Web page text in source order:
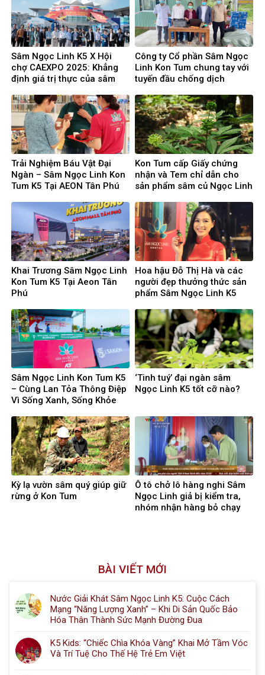
Sâm Ngọc Linh K5 X Hội
chợ CAEXPO 2025: Khẳng
định giá trị thực của sâm
quốc tế
Công ty Cổ phần Sâm Ngọc
Linh Kon Tum chung tay với
tuyến đầu chống dịch
Trải Nghiệm Báu Vật Đại
Ngàn – Sâm Ngọc Linh Kon
Tum K5 Tại AEON Tân Phú
Kon Tum cấp Giấy chứng
nhận và Tem chỉ dẫn cho
sản phẩm sâm củ Ngọc Linh
Khai Trương Sâm Ngọc Linh
Kon Tum K5 Tại Aeon Tân
Phú
Hoa hậu Đỗ Thị Hà và các
người đẹp thưởng thức sản
phẩm Sâm Ngọc Linh K5
Sâm Ngọc Linh Kon Tum K5
– Cùng Lan Tỏa Thông Điệp
Vì Sống Xanh, Sống Khỏe
‘Tinh tuý’ đại ngàn sâm
Ngọc Linh K5 tốt cỡ nào?
Kỳ lạ vườn sâm quý giúp giữ
rừng ở Kon Tum
Ô tô chở lô hàng nghi Sâm
Ngọc Linh giả bị kiểm tra,
nhóm nhận hàng bỏ chạy
BÀI VIẾT MỚI
Nước Giải Khát Sâm Ngọc Linh K5: Cuộc Cách
Mạng “Năng Lượng Xanh” – Khi Di Sản Quốc Bảo
Hóa Thân Thành Sức Mạnh Đường Đua
K5 Kids: “Chiếc Chìa Khóa Vàng” Khai Mở Tầm Vóc
Và Trí Tuệ Cho Thế Hệ Trẻ Em Việt